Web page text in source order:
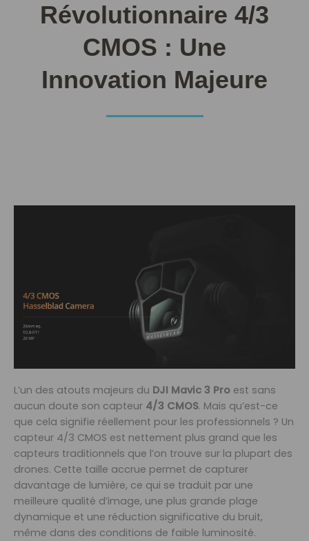
Révolutionnaire 4/3
CMOS : Une
Innovation Majeure
L’un des atouts majeurs du DJI Mavic 3 Pro est sans
aucun doute son capteur 4/3 CMOS. Mais qu’est-ce
que cela signifie réellement pour les professionnels ? Un
capteur 4/3 CMOS est nettement plus grand que les
capteurs traditionnels que l’on trouve sur la plupart des
drones. Cette taille accrue permet de capturer
davantage de lumière, ce qui se traduit par une
meilleure qualité d’image, une plus grande plage
dynamique et une réduction significative du bruit,
même dans des conditions de faible luminosité.